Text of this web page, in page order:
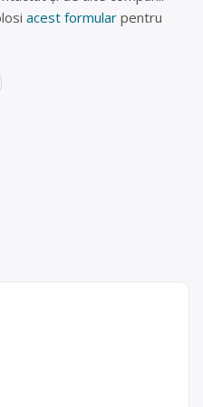
acest formular pentru